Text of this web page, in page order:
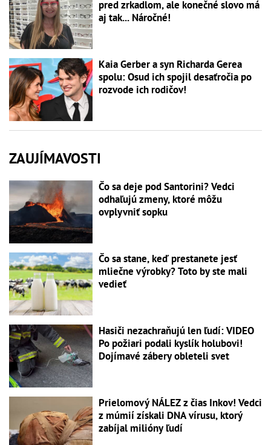
pred zrkadlom, ale konečné slovo má
aj tak... Náročné!
Kaia Gerber a syn Richarda Gerea
spolu: Osud ich spojil desaťročia po
rozvode ich rodičov!
ZAUJÍMAVOSTI
Čo sa deje pod Santorini? Vedci
odhaľujú zmeny, ktoré môžu
ovplyvniť sopku
Čo sa stane, keď prestanete jesť
mliečne výrobky? Toto by ste mali
vedieť
Hasiči nezachraňujú len ľudí: VIDEO
Po požiari podali kyslík holubovi!
Dojímavé zábery obleteli svet
Prielomový NÁLEZ z čias Inkov! Vedci
z múmií získali DNA vírusu, ktorý
zabíjal milióny ľudí